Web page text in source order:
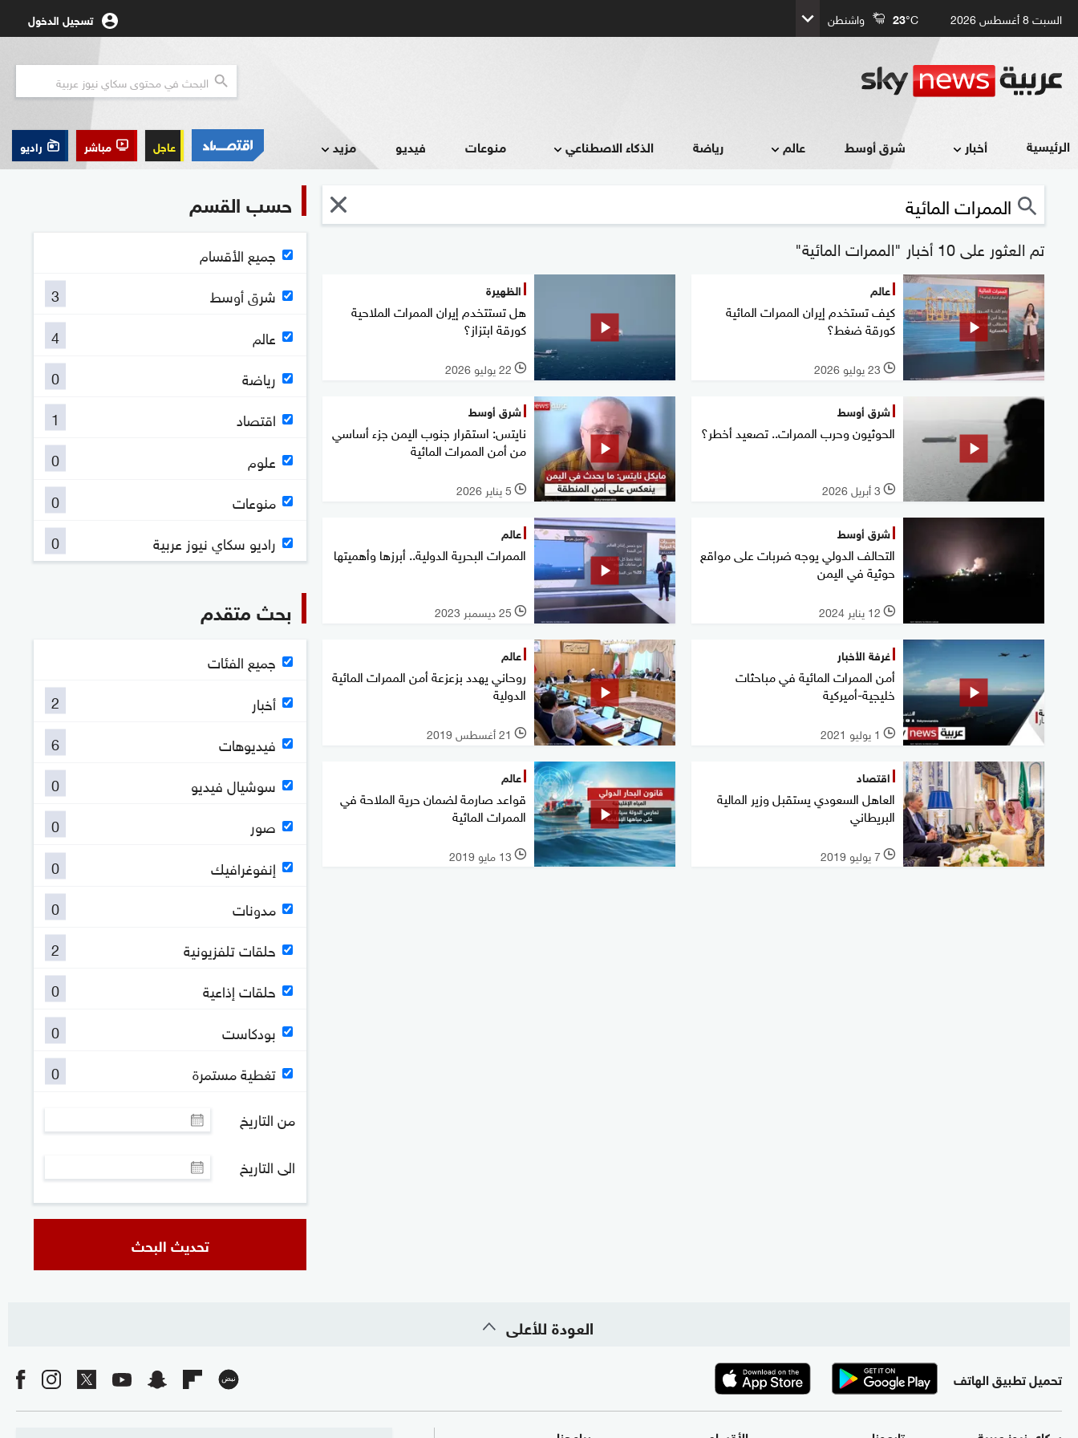
السبت 8 أغسطس 2026 23°C واشنطن تسجيل الدخول
الرئيسية أخبار شرق أوسط عالم رياضة الذكاء الاصطناعي منوعات فيديو مزيد عاجل مباشر راديو
تم العثور على 10 أخبار "الممرات المائية"
عالم
كيف تستخدم إيران الممرات المائية
كورقة ضغط؟
l 23 يوليو 2026
الظهيرة
هل تستتخدم إيران الممرات الملاحية
كورقة ابتزاز؟
l 22 يوليو 2026
شرق أوسط
الحوثيون وحرب الممرات.. تصعيد أخطر؟
l 3 أبريل 2026
شرق أوسط
نايتس: استقرار جنوب اليمن جزء أساسي
من أمن الممرات المائية
l 5 يناير 2026
شرق أوسط
التحالف الدولي يوجه ضربات على مواقع
حوثية في اليمن
l 12 يناير 2024
عالم
الممرات البحرية الدولية.. أبرزها وأهميتها
l 25 ديسمبر 2023
غرفة الأخبار
أمن الممرات المائية في مباحثات
خليجية-أميركية
l 1 يوليو 2021
عالم
روحاني يهدد بزعزعة أمن الممرات المائية
الدولية
l 21 أغسطس 2019
اقتصاد
العاهل السعودي يستقبل وزير المالية
البريطاني
l 7 يوليو 2019
عالم
قواعد صارمة لضمان حرية الملاحة في
الممرات المائية
l 13 مايو 2019
حسب القسم
جميع الأقسام
شرق أوسط
3
عالم
4
رياضة
0
اقتصاد
1
علوم
0
منوعات
0
راديو سكاي نيوز عربية
0
بحث متقدم
جميع الفئات
أخبار
2
فيديوهات
6
سوشيال فيديو
0
صور
0
إنفوغرافيك
0
مدونات
0
حلقات تلفزيونية
2
حلقات إذاعية
0
بودكاست
0
تغطية مستمرة
0
من التاريخ
الى التاريخ
تحديث البحث
العودة للأعلى
تحميل تطبيق الهاتف